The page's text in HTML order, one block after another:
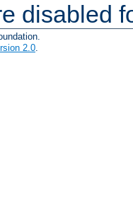
disabled
2.0